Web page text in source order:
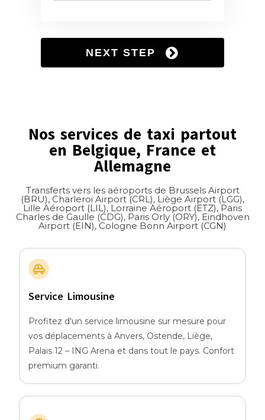
Nos services de taxi partout
en Belgique, France et
Allemagne
Transferts vers les aéroports de Brussels Airport
(BRU), Charleroi Airport (CRL), Liège Airport (LGG),
Lille Aéroport (LIL), Lorraine Aéroport (ETZ), Paris
Charles de Gaulle (CDG), Paris Orly (ORY), Eindhoven
Airport (EIN), Cologne Bonn Airport (CGN)
Service Limousine
Profitez d'un service limousine sur mesure pour
vos déplacements à Anvers, Ostende, Liège,
Palais 12 – ING Arena et dans tout le pays. Confort
premium garanti.